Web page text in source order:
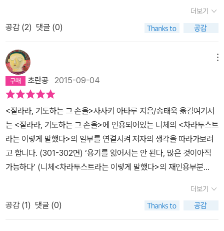
로, 철저하게 변혁한다는 의미에서 우리가 radical democracy/radi
cal politics를 추구한다면, 그리고 그것이 민주주의의 제일원칙(상
대성과 타자성의 인정)을 존중하는 가운데 실천되는 것이어야 한다
면, 당연히 점진적이고 단계적인 과정을 외면할 수 없는 것 아닌가?
더욱이 우리가 혁명을 수행하는 과정에서 맞닥뜨려야 할 폭력이란 것
이 단순히 물리적 차원의 권력의 폭력만이 있는 것이 아니라, 객관적
이고 구조적인 폭력, 상징적이고 문화적인 폭력의 차원을 망라하는
것이라고 한다면, 이러한 모든 폭력에 반대하는 것으로서 철저한 혁
명을 추구하는 것은 결코 과격한 수사와 행동만으로 쉽게 이루어질
수 없는 것이다. 혁명은 제도와 구조를 근본적으로 바꿀 수 있기 위해
선 그 제도와 구조의 재생산을 가능케하는 언어와 이데올로기, 담론,
지식, 텍스트 등을 함께 바꾸는 실천이 필수적으로 동반되어야 할 것
급진적인 차원의 체제 변혁을 이야기해온 이념과 사상의 전통을 떠올
밖에 없다. 나는 읽는 사람이고, 한편으로는 쓰는 사람이니. 그렇게 믿
고 있다. 저 혁명이 작은 것이라도 좋을 것이다. 시선을 바꾸게 되는
건 책 고르는 일에 조금 더 신중해졌다는 것. 변화는 작게 시작한다고
생각한다. 벌어진 틈이 얼핏 보이는 듯도 하다. 들여다보기에는 무섭
지만. 사사키는 그곳에 빛이 있다고 말했다.* * * 아직 끝내긴 이
르다. 짧게 쓰지 못하는 게 버릇인 듯도 하다. 하지만 털어놓다보면 길
어진다. 사사키의 책을 읽다 넘어가지 못한 부분들이 있다. 두 단어로
추려지는 것 같아 모아봤다. 혹 이 책을 읽다가 사사키의 몇 가지 지적
에서 위화감을 느낄 이들이 있진 않을까, 이런 생각에 고민을 덧대어
놓는다. 가볍게 생각할 것들은 아니다. 그러나 읽고 쓰고 예술을 하는
이들은 늘 대면하는 문제이다. 사사키는 이 말을 싫어하지만 그래도
중반 즈음의 평론가들이 내놓은 것이다. 미술사를 공부하던 무렵, 마
티스와 피카소, 몬드리안은 충격이었다. 차갑게 식어버린 암기된 상
식 이야기를 하는 게 아니다. 그에 앞서 세잔은 또 어떠한가. 인체를
같이 ‘모든 것’에 대한 환상에 사로잡혀 있다. 그는 그 환상이 우습고
어리석기 짝이 없다고 비웃는다.사실 인문학적, 혹은 사회과학적으로
(적절한 표현인지 잘 모르겠다!) 어렵게 접근하지 않아도, 이런 환상
은 일상생활에서도 얼마든지 눈에 띈다. 가령 점심시간에 동료들과
이야기를 나눌 때 모든 화제에 대해 어느 정도는 아는 척 끼지 않으면
혼자 바보처럼 외로워진다. 정치, 연예, 드라마, 영화, 아이돌, 스마트
폰, 야구, 올림픽, 기타 등등. 관심사는 한 사람 한 사람의 아주 미묘한
취향과 기호에 따라 한정되기 마련이고 어떤 사람은 더더욱 그렇지
만, 소위 원만한 사회생활에 동조하려면 내 관심사가 아니더라도 여
기저기 기웃거리며 부지런히 정보를 모아야 한다. 심지어 연예인 X파
일이나 다른 동료의 뒷담화까지도.사사키 아타루가 말하는 정보의 경
계를 명확하게 이해하지는 못했지만, 아마도 한 권의 책을 읽는 데 미
짐작해 본다. 어떤 사람을 처음 만날 때도 좋은 말이든 나쁜 말이든 그
에 대한 이야기를 미리 들으면 색안경을 통해 마음대로 재단하기 마
련이다. 그래서 그는 무의식적인 ‘검열’ 없이 책과 ‘접속’하려면 완전
만... 그럼에도 그들을 조금이라도 본받고 싶은 마음이 들게 되는 것은
어쩔 수 없는 것 같다. 조금은 과격한 느낌이 들게 되는 제목이고, 책
만 정작 내용을 읽어 본다면 무척 친근한 방식의 글로 수다스러운 분
위기 속에서 자신의 생각을 말해주고 있기 때문에 어렵지 않게 저자
가 전하려고 하는 생각들을 알게 될 것 같다. 저자인 사사키 이타루는
최근 일본에서 주목받고 있는 학자라고 하는데, 그의 저서를 읽게 된
것이 ‘잘라라...’가 처음이기 때문에 어떤 성향이라고 말하기가 쉽진
않지만 충분히 존중하고 그의 생각을 경청하고 싶다는 생각이 들게
될 정도로 무언가에 대해서 조심스럽지만 단호하게 자신의 생각을 말
해주고 있다는 점에서 무척 관심을 갖게 된다. 저자가 ‘잘라라...’에서
말하려고 하는 것은 의외로 무척 단순하다. 물론, 그 단순함 속에 감춰
순하다고 말할 수 없겠지만 그럼에도 기본적인 입장은 간단하다고 볼
수 있다. 온갖 정보가 넘치는 세상에서 모든 것을 알고 있는 것처럼 행
동하는 비평가가 되기를 거부하고, 어떤 영역에 한정해서 모든 것을
을 가리키면서 손가락에 요상한 것을 많이 지저분하게 붙여놔서 그
때문에 빈정 상해서 달 보고 싶은 마음까지 싹 사라져버리게 하는 작
자임.
더보기
공감 (2) 댓글 (0)
초란공 2015-09-04
<잘라라, 기도하는 그 손을>사사키 아타루 지음/송태욱 옮김여기서
는 <잘라라, 기도하는 그 손을>에 인용되어있는 니체의 <차라투스트
라는 이렇게 말했다>의 일부를 연결시켜 저자의 생각을 따라가보려
고 합니다. (301-302면) ‘용기를 잃어서는 안 된다, 많은 것이아직
가능하다’ (니체<차라투스트라는 이렇게 말했다>의 재인용부분
다 높은 인간들이여! 그대들이 몰래 옆길로 새는 것을 나는 자주 보았
다. 그대들은 주사위를 잘못 던졌던 것이다. 그러나 도박자들이여! 그
실패가 무슨 상관이겠는가?그대들은 도박자, 그리고 조소자로서의
더보기
공감 (1) 댓글 (0)